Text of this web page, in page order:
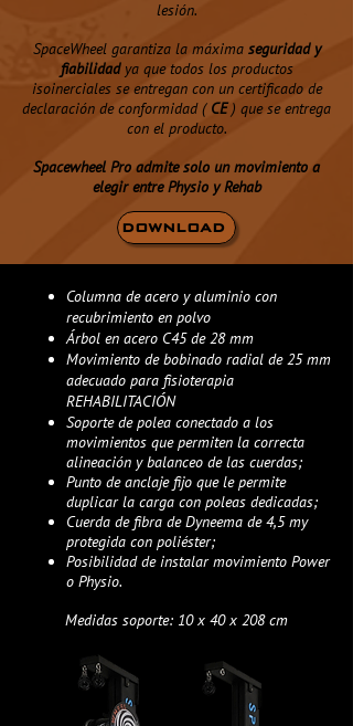
lesión.
SpaceWheel garantiza la máxima seguridad y
fiabilidadya que todos los productos
isoinerciales se entregan con un certificado de
declaración de conformidad ( CE) que se entrega
con el producto.
Spacewheel Pro admite solo un movimiento a
elegir entre Physio y Rehab
DOWNLOAD
Columna de acero y aluminio con
recubrimiento en polvo
Árbol en acero C45 de 28 mm
Movimiento de bobinado radial de 25 mm
adecuado para fisioterapia
REHABILITACIÓN
Soporte de polea conectado a los
movimientos que permiten la correcta
alineación y balanceo de las cuerdas;
Punto de anclaje fijo que le permite
duplicar la carga con poleas dedicadas;
Cuerda de fibra de Dyneema de 4,5 my
protegida con poliéster;
Posibilidad de instalar movimiento Power
o Physio.
Medidas soporte: 10 x 40 x 208 cm